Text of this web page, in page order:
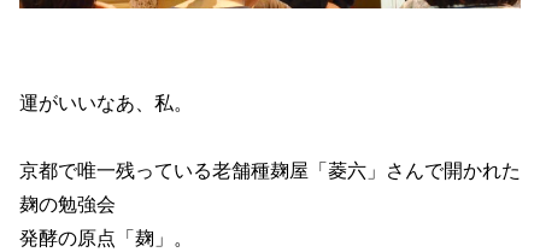
運がいいなあ、私。
京都で唯一残っている老舗種麹屋「菱六」さんで開かれた
麹の勉強会
発酵の原点「麹」。